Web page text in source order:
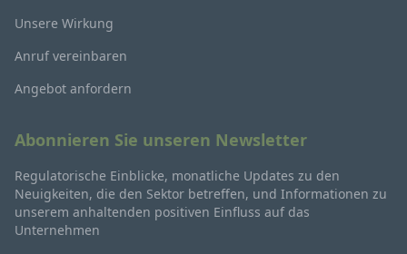
Unsere Wirkung
Anruf vereinbaren
Angebot anfordern
Abonnieren Sie unseren Newsletter
Regulatorische Einblicke, monatliche Updates zu den
Neuigkeiten, die den Sektor betreffen, und Informationen zu
unserem anhaltenden positiven Einfluss auf das
Unternehmen